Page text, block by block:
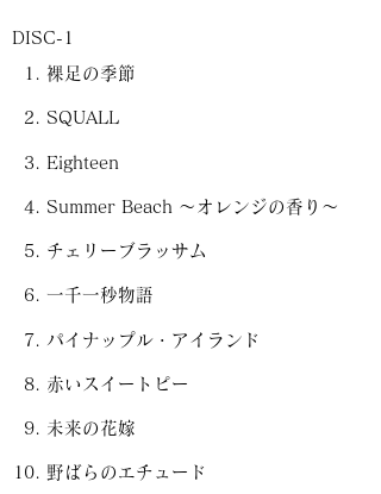
DISC-1
裸足の季節
SQUALL
Eighteen
Summer Beach ～オレンジの香り～
チェリーブラッサム
一千一秒物語
パイナップル・アイランド
赤いスイートピー
未来の花嫁
野ばらのエチュード